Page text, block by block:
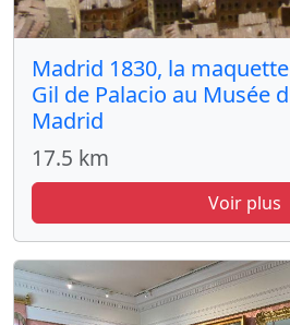
Madrid 1830, la
Gil de Palacio au Musée
Madrid
17.5 km
Voir plus